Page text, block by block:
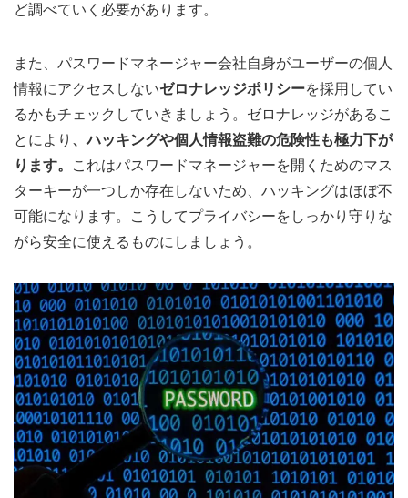
ど調べていく必要があります。
また、パスワードマネージャー会社自身がユーザーの個人
情報にアクセスしないゼロナレッジポリシーを採用してい
るかもチェックしていきましょう。ゼロナレッジがあるこ
とにより 、ハッキングや個人情報盗難の危険性も極力下が
ります。
これはパスワードマネージャーを開くためのマス
ターキーが一つしか存在しないため、ハッキングはほぼ不
可能になります。こうしてプライバシーをしっかり守りな
がら安全に使えるものにしましょう。